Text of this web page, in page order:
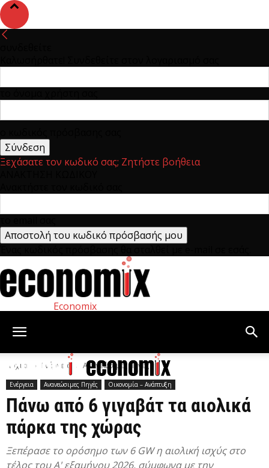
Ξεχάσατε τον κωδικό σας; Ζητήστε βοήθεια
Economix
Αρχική Ενέργεια Ανανεώσιμες Πηγές
Ενέργεια Ανανεώσιμες Πηγές Οικονομία – Ανάπτυξη
Πάνω από 6 γιγαβάτ τα αιολικά
πάρκα της χώρας
Ξεπέρασε το ορόσημο των 6 GW η αιολική ισχύς στο
τέλος του Α' εξαμήνου 2026, σύμφωνα με την